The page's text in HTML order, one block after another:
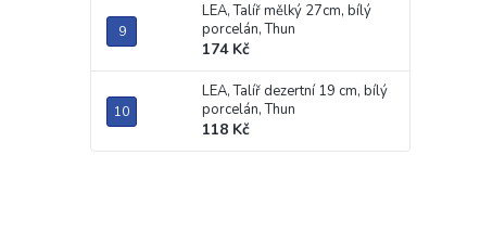
LEA, Talíř mělký 27cm, bílý
porcelán, Thun
174 Kč
LEA, Talíř dezertní 19 cm, bílý
porcelán, Thun
118 Kč